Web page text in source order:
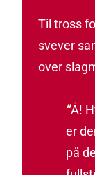
Til tross
svever
over
“Å!
er
på